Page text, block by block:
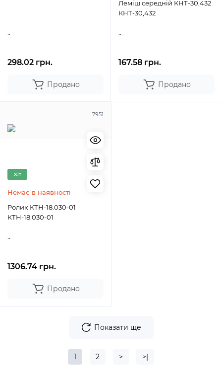
..
298.02 грн.
Продано
Леміш середній КНТ-30,432
КНТ-30,432
..
167.58 грн.
Продано
7951
Хіт
Немає в наявності
Ролик КТН-18.030-01
КТН-18.030-01
..
1306.74 грн.
Продано
Показати ще
1 2 > >|